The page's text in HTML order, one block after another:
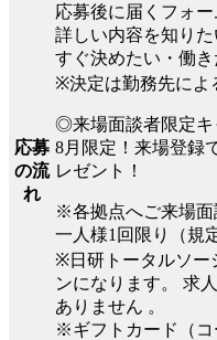
応募
の流
れ
応募後に届くフォ
詳しい内容を知り
すぐ決めたい・働き
※決定は勤務先によ
◎来場面談者限定キ
8月限定！来場登録
レゼント！
※各拠点へご来場面
一人様1回限り（規
※日研トータルソー
ンになります。 求
ありません 。
※ギフトカード（コ